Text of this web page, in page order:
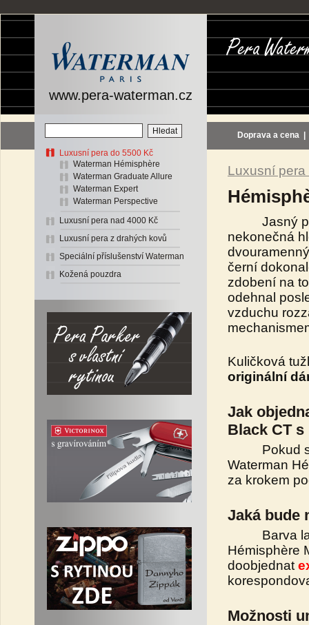
www.pera-waterman.cz
Luxusní pera do 5500 Kč
Waterman Hémisphère
Waterman Graduate Allure
Waterman Expert
Waterman Perspective
Luxusní pera nad 4000 Kč
Luxusní pera z drahých kovů
Speciální příslušenství Waterman
Kožená pouzdra
Doprava a cena
Luxusní
Jasný
nekonečná
černí
zdobení na
odehnal
vzduchu
Kuličková
originální
Jak
Black CT
Pokud si
Waterman
za krokem
Jaká bude
Barva
Hémisphère
doobjednat
Možnosti